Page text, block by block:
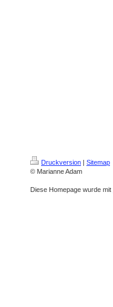
Druckversion | Sitemap
© Marianne Adam
Diese Homepage wurde mit